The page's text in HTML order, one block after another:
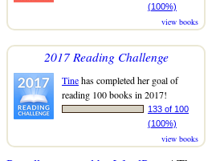
(100%)
view books
2017 Reading Challenge
Tinehas completed her goal of
reading 100 books in 2017!
133 of 100
(100%)
view books